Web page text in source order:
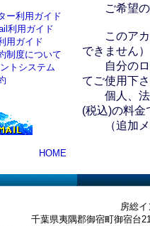
ー利用ガイド
利用ガイド
用ガイド
制度について
トシステム
HOME
ご希望の
このアカ
できません）
自分のロ
てご使用下
個人、法
(税込)の料金
（追加メ
房総
千葉県夷隅郡御宿町御宿台